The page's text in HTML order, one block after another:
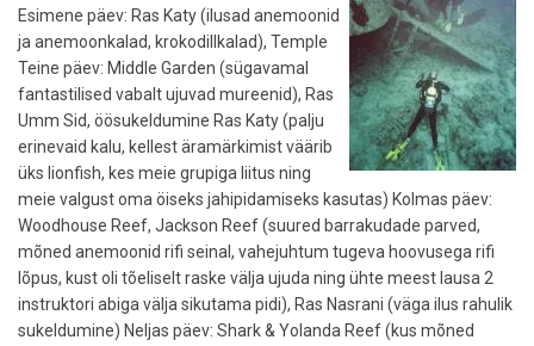
Esimene päev: Ras Katy (ilusad anemoonid
ja anemoonkalad, krokodillkalad), Temple
Teine päev: Middle Garden (sügavamal
fantastilised vabalt ujuvad mureenid), Ras
Umm Sid, öösukeldumine Ras Katy (palju
erinevaid kalu, kellest äramärkimist väärib
üks lionfish, kes meie grupiga liitus ning
meie valgust oma öiseks jahipidamiseks kasutas) Kolmas päev:
Woodhouse Reef, Jackson Reef (suured barrakudade parved,
mõned anemoonid rifi seinal, vahejuhtum tugeva hoovusega rifi
lõpus, kust oli tõeliselt raske välja ujuda ning ühte meest lausa 2
instruktori abiga välja sikutama pidi), Ras Nasrani (väga ilus rahulik
sukeldumine) Neljas päev: Shark & Yolanda Reef (kus mõned